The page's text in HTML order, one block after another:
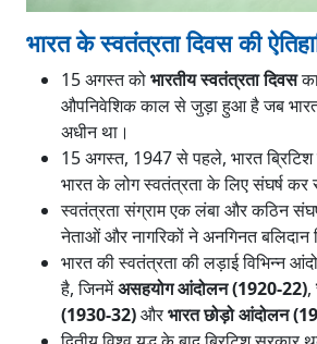
भारत के स्वतंत्रता दिवस की
15 अगस्त कोभारतीय स्वतंत्रता दिवस
औपनिवेशिक काल से जुड़ा हुआ है जब
अधीन था।
15 अगस्त, 1947 से पहले, भारत
भारत के लोग स्वतंत्रता के लिए संघर्ष कर
स्वतंत्रता संग्राम एक लंबा और कठिन
नेताओं और नागरिकों ने अनगिनत बलिदान
भारत की स्वतंत्रता की लड़ाई विभिन्न
है, जिनमेंअसहयोग आंदोलन (1920-22),
(1930-32)औरभारत छोड़ो आंदोलन